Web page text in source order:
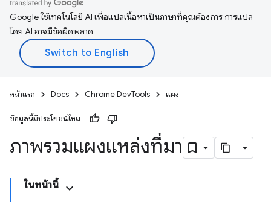
Google ใช้เทคโนโลยี AI เพื่อแปลเนื้อหาเป็นภาษาที่คุณต้องการ การแปล
โดย AI อาจมีข้อผิดพลาด
หน้าแรก Docs Chrome DevTools แผง
ข้อมูลนี้มีประโยชน์ไหม
ภาพรวมแผงแหล่งที่มา
ในหน้านี้